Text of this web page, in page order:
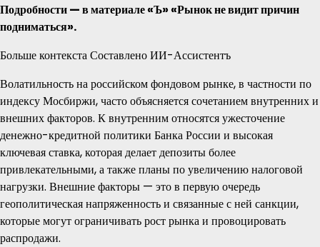
Подробности — в материале «Ъ» «Рынок не видит причин
подниматься».
Больше контекста Составлено ИИ-Ассистентъ
Волатильность на российском фондовом рынке, в частности по
индексу Мосбиржи, часто объясняется сочетанием внутренних и
внешних факторов. К внутренним относятся ужесточение
денежно-кредитной политики Банка России и высокая
ключевая ставка, которая делает депозиты более
привлекательными, а также планы по увеличению налоговой
нагрузки. Внешние факторы — это в первую очередь
геополитическая напряженность и связанные с ней санкции,
которые могут ограничивать рост рынка и провоцировать
распродажи.